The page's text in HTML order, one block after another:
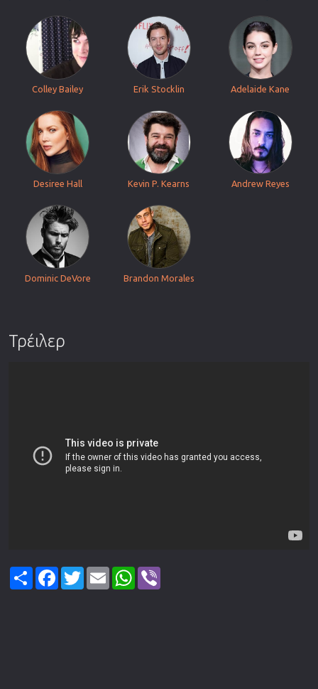
Colley Bailey Erik Stocklin Adelaide Kane
Desiree Hall Kevin P. Kearns Andrew Reyes
Dominic DeVore Brandon Morales
Τρέιλερ
ShareFacebook
TwitterEmail WhatsApp